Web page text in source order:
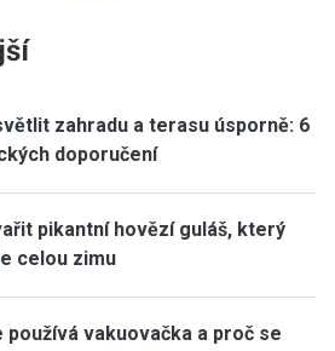
zahradu a terasu úsporně: 6
doporučení
pikantní hovězí guláš, který
celou zimu
používá vakuovačka a proč se